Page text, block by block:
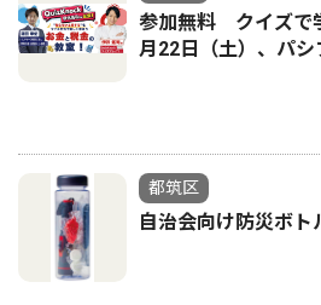
参加無料 クイズで
月22日（土）、パシ
都筑区
自治会向け防災ボ